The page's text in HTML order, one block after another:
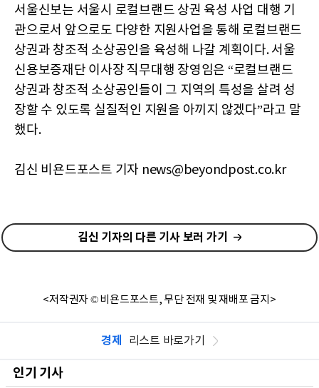
서울신보는 서울시 로컬브랜드 상권 육성 사업 대행 기
관으로서 앞으로도 다양한 지원사업을 통해 로컬브랜드
상권과 창조적 소상공인을 육성해 나갈 계획이다. 서울
신용보증재단 이사장 직무대행 장영임은 “로컬브랜드
상권과 창조적 소상공인들이 그 지역의 특성을 살려 성
장할 수 있도록 실질적인 지원을 아끼지 않겠다”라고 말
했다.
김신 비욘드포스트 기자 news@beyondpost.co.kr
김신 기자의 다른 기사 보러 가기
<저작권자 © 비욘드포스트, 무단 전재 및 재배포 금지>
경제 리스트 바로가기
인기 기사